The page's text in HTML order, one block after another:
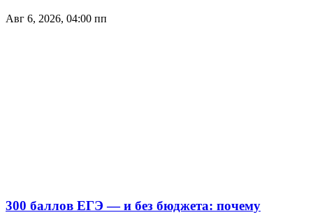
Авг 6, 2026, 04:00 пп
300 баллов ЕГЭ — и без бюджета: почему